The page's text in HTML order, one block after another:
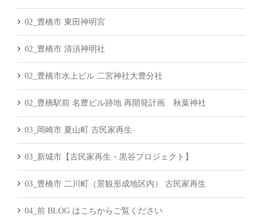
02_豊橋市 東田神明宮
02_豊橋市 清須神明社
02_豊橋市水上ビル 二宮神社大豊分社
02_豊橋駅前 名豊ビル跡地 再開発計画 秋葉神社
03_岡崎市 夏山町 古民家再生
03_新城市【古民家再生・黒谷プロジェクト】
03_豊橋市 二川町（景観形成地区内） 古民家再生
04_前 BLOG はこちからご覧ください